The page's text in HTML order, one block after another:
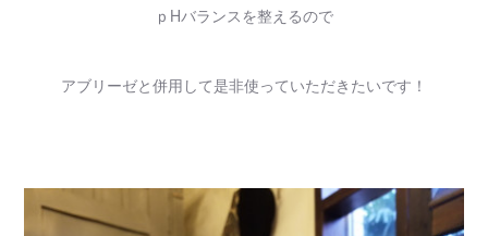
ｐHバランスを整えるので
アブリーゼと併用して是非使っていただきたいです！